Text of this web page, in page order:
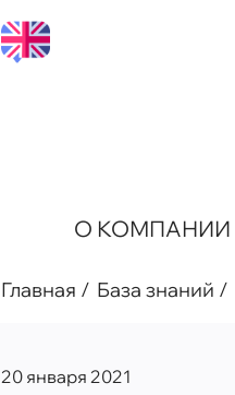
О КОМПАНИИ
Главная База знаний
20 января 2021